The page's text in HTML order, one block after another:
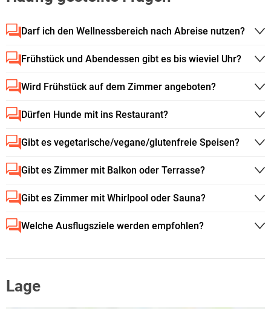
Darf ich den Wellnessbereich nach Abreise nutzen?
Frühstück und Abendessen gibt es bis wieviel Uhr?
Wird Frühstück auf dem Zimmer angeboten?
Dürfen Hunde mit ins Restaurant?
Gibt es vegetarische/vegane/glutenfreie Speisen?
Gibt es Zimmer mit Balkon oder Terrasse?
Gibt es Zimmer mit Whirlpool oder Sauna?
Welche Ausflugsziele werden empfohlen?
Lage